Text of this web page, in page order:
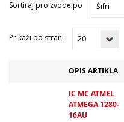
Sortiraj proizvode po
Prikaži po strani
OPIS ARTIKLA
IC MC ATMEL
ATMEGA 1280-
16AU